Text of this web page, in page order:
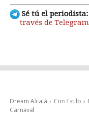
Sé tú el periodista:
través de Telegram